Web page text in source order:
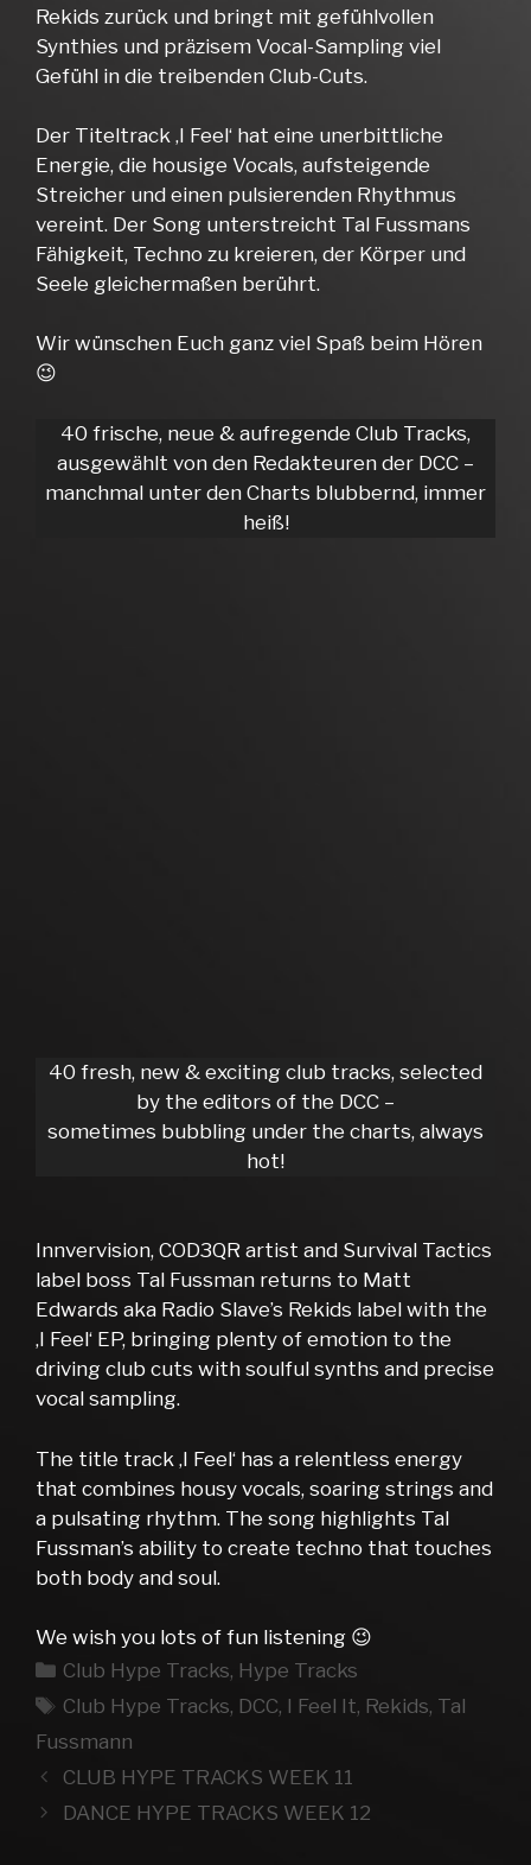
Rekids zurück und bringt mit gefühlvollen
Synthies und präzisem Vocal-Sampling viel
Gefühl in die treibenden Club-Cuts.
Der Titeltrack ‚I Feel‘ hat eine unerbittliche
Energie, die housige Vocals, aufsteigende
Streicher und einen pulsierenden Rhythmus
vereint. Der Song unterstreicht Tal Fussmans
Fähigkeit, Techno zu kreieren, der Körper und
Seele gleichermaßen berührt.
Wir wünschen Euch ganz viel Spaß beim Hören
😉
40 frische, neue & aufregende Club Tracks,
ausgewählt von den Redakteuren der DCC –
manchmal unter den Charts blubbernd, immer
heiß!
40 fresh, new & exciting club tracks, selected
by the editors of the DCC –
sometimes bubbling under the charts, always
hot!
Innvervision, COD3QR artist and Survival Tactics
label boss Tal Fussman returns to Matt
Edwards aka Radio Slave’s Rekids label with the
‚I Feel‘ EP, bringing plenty of emotion to the
driving club cuts with soulful synths and precise
vocal sampling.
The title track ‚I Feel‘ has a relentless energy
that combines housy vocals, soaring strings and
a pulsating rhythm. The song highlights Tal
Fussman’s ability to create techno that touches
both body and soul.
We wish you lots of fun listening 😉
Kategorien
Club Hype Tracks, Hype Tracks
Schlagwörter
Club Hype Tracks, DCC, I Feel It, Rekids, Tal
Fussmann
CLUB HYPE TRACKS WEEK 11
DANCE HYPE TRACKS WEEK 12